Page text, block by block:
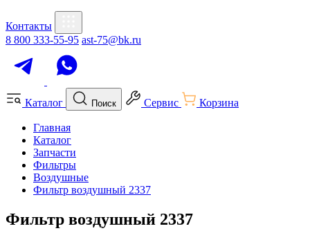
Контакты
8 800 333-55-95 ast-75@bk.ru
Каталог Поиск Сервис Корзина
Главная
Каталог
Запчасти
Фильтры
Воздушные
Фильтр воздушный 2337
Фильтр воздушный 2337